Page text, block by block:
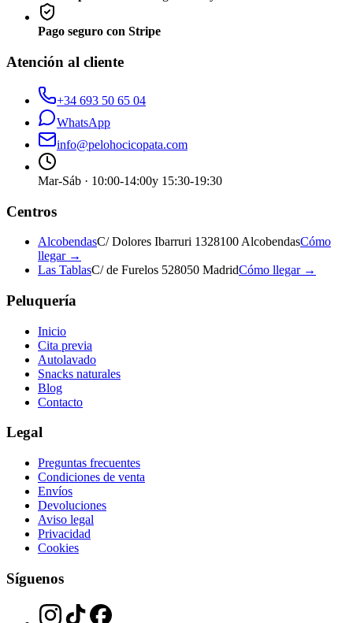
Pago seguro con Stripe
Atención al cliente
+34 693 50 65 04
WhatsApp
info@pelohocicopata.com
Mar-Sáb · 10:00-14:00y 15:30-19:30
Centros
AlcobendasC/ Dolores Ibarruri 1328100 AlcobendasCómo
llegar →
Las TablasC/ de Furelos 528050 MadridCómo llegar →
Peluquería
Inicio
Cita previa
Autolavado
Snacks naturales
Blog
Contacto
Legal
Preguntas frecuentes
Condiciones de venta
Envíos
Devoluciones
Aviso legal
Privacidad
Cookies
Síguenos